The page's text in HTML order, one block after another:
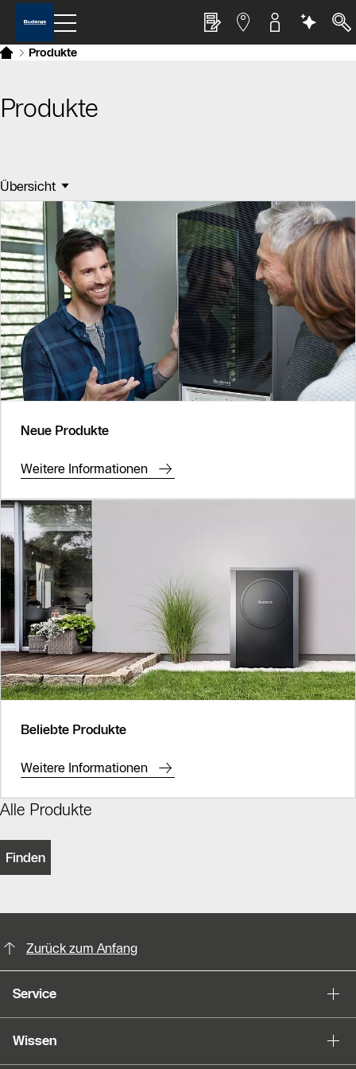
Produkte
Produkte
Übersicht
Neue Produkte
Weitere Informationen
Beliebte Produkte
Weitere Informationen
Alle Produkte
Finden
Zurück zum Anfang
Service
Wissen